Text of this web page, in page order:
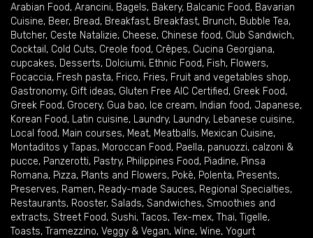
Arabian Food, Arancini, Bagels, Bakery, Balcanic Food, Bavarian
Cuisine, Beer, Bread, Breakfast, Breakfast, Brunch, Bubble Tea,
Butcher, Ceste Natalizie, Cheese, Chinese food, Club Sandwich,
Cocktail , Cold Cuts, Creole food, Crêpes, Cucina Georgiana,
cupcakes, Desserts, Dolciumi, Ethnic Food, Fish, Flowers,
Focaccia, Fresh pasta, Frico, Fries, Fruit and vegetables shop,
Gastronomy, Gift ideas, Gluten Free AIC Certified, Greek Food,
Greek Food, Grocery, Gua bao, Ice cream, Indian food, Japanese,
Korean Food, Latin cuisine, Laundry, Laundry, Lebanese cuisine,
Local food, Main courses, Meat, Meatballs, Mexican Cuisine,
Montaditos y Tapas, Moroccan Food, Paella, panuozzi, calzoni &
pucce, Panzerotti, Pastry, Philippines Food, Piadine, Pinsa
Romana, Pizza, Plants and Flowers, Pokè, Polenta, Presents,
Preserves, Ramen, Ready-made Sauces, Regional Specialties,
Restaurants, Rooster, Salads, Sandwiches, Smoothies and
extracts, Street Food, Sushi, Tacos, Tex-mex, Thai, Tigelle,
Toasts, Tramezzino, Veggy & Vegan, Wine, Wine, Yogurt